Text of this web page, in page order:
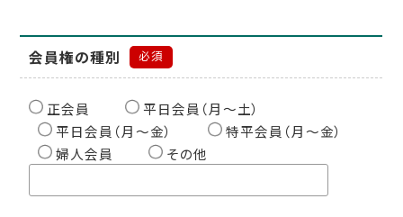
会員権の種別 必須
正会員
平日会員（月〜土）
平日会員（月〜金）
特平会員（月〜金）
婦人会員
その他